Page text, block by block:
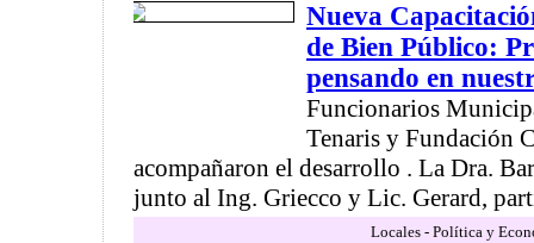
Nueva
de Bien Público:
pensando en
Funcionarios
Tenaris y Fundación
acompañaron el desarrollo . La Dra.
junto al Ing. Griecco y Lic. Gerard,
Locales - Política y